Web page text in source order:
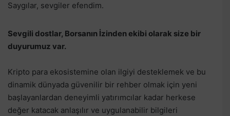
Saygılar, sevgiler efendim.
Sevgili dostlar, Borsanın İzinden ekibi olarak size bir
duyurumuz var.
Kripto para ekosistemine olan ilgiyi desteklemek ve bu
dinamik dünyada güvenilir bir rehber olmak için yeni
başlayanlardan deneyimli yatırımcılar kadar herkese
değer katacak anlaşılır ve uygulanabilir bilgileri